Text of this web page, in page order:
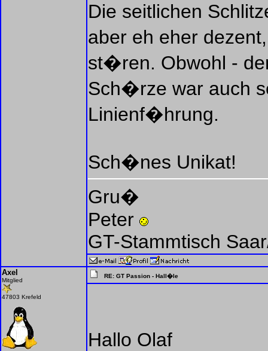
Die seitlichen
aber eh eher
st�ren. Obwohl -
Sch�rze war auch
Linienf�hrung.
Sch�nes Unikat!
Gru�
Peter
GT-Stammtisch
Axel
Mitglied
47803 Krefeld
RE: GT Passion - Hall�le
Hallo Olaf